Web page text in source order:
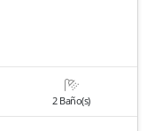
2 Baño(s)